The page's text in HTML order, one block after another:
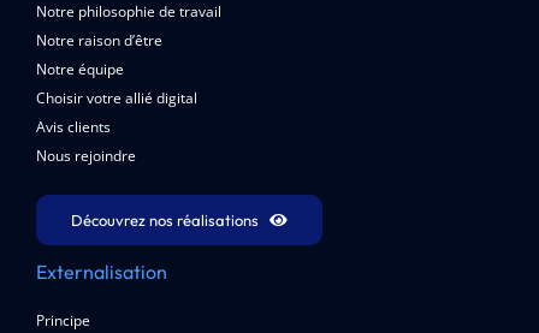
Notre philosophie de travail
Notre raison d’être
Notre équipe
Choisir votre allié digital
Avis clients
Nous rejoindre
Découvrez nos réalisations
Externalisation
Principe